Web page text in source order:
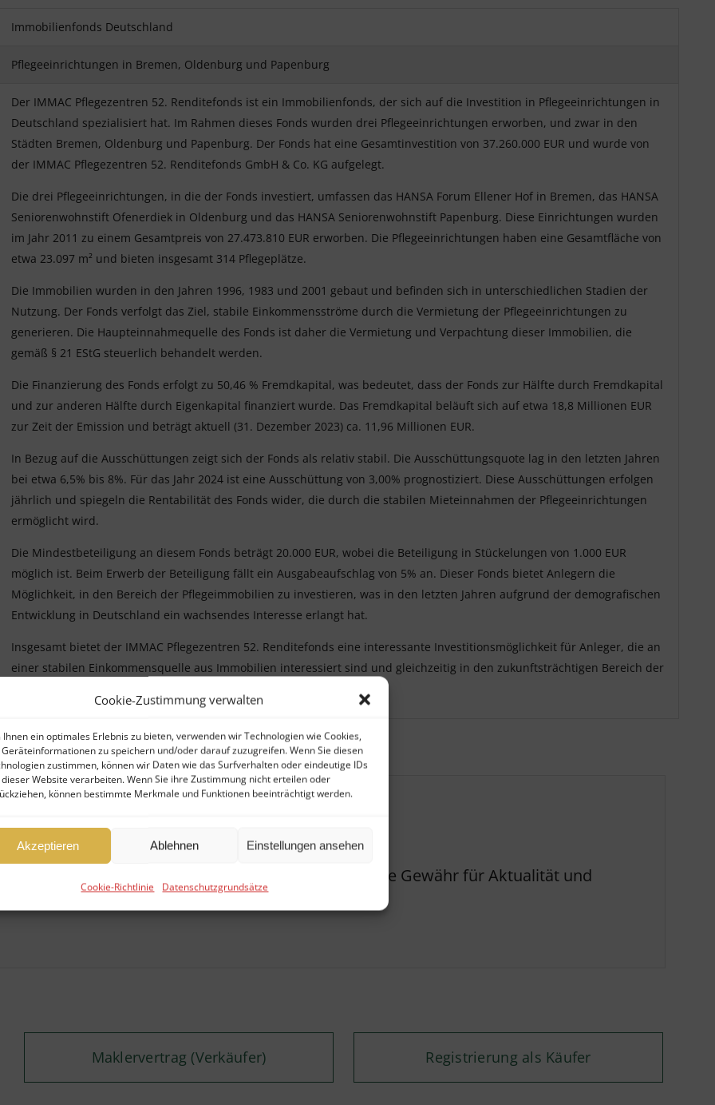
Cookie-Zustimmung verwalten
Ihnen ein optimales Erlebnis zu bieten, verwenden wir Technologien wie Cookies,
Geräteinformationen zu speichern und/oder darauf zuzugreifen. Wenn Sie diesen
zustimmen, können wir Daten wie das Surfverhalten oder eindeutige IDs
Website verarbeiten. Wenn Sie ihre Zustimmung nicht erteilen oder
können bestimmte Merkmale und Funktionen beeinträchtigt werden.
Akzeptieren Ablehnen Einstellungen ansehen
Cookie-Richtlinie Datenschutzgrundsätze
Immobilienfonds Deutschland
Pflegeeinrichtungen in Bremen, Oldenburg und Papenburg
Der IMMAC Pflegezentren 52. Renditefonds ist ein Immobilienfonds, der sich auf die Investition in Pflegeeinrichtungen in
Deutschland spezialisiert hat. Im Rahmen dieses Fonds wurden drei Pflegeeinrichtungen erworben, und zwar in den
Städten Bremen, Oldenburg und Papenburg. Der Fonds hat eine Gesamtinvestition von 37.260.000 EUR und wurde von
der IMMAC Pflegezentren 52. Renditefonds GmbH & Co. KG aufgelegt.
Die drei Pflegeeinrichtungen, in die der Fonds investiert, umfassen das HANSA Forum Ellener Hof in Bremen, das HANSA
Seniorenwohnstift Ofenerdiek in Oldenburg und das HANSA Seniorenwohnstift Papenburg. Diese Einrichtungen wurden
im Jahr 2011 zu einem Gesamtpreis von 27.473.810 EUR erworben. Die Pflegeeinrichtungen haben eine Gesamtfläche von
etwa 23.097 m² und bieten insgesamt 314 Pflegeplätze.
Die Immobilien wurden in den Jahren 1996, 1983 und 2001 gebaut und befinden sich in unterschiedlichen Stadien der
Nutzung. Der Fonds verfolgt das Ziel, stabile Einkommensströme durch die Vermietung der Pflegeeinrichtungen zu
generieren. Die Haupteinnahmequelle des Fonds ist daher die Vermietung und Verpachtung dieser Immobilien, die
gemäß § 21 EStG steuerlich behandelt werden.
Die Finanzierung des Fonds erfolgt zu 50,46 % Fremdkapital, was bedeutet, dass der Fonds zur Hälfte durch Fremdkapital
und zur anderen Hälfte durch Eigenkapital finanziert wurde. Das Fremdkapital beläuft sich auf etwa 18,8 Millionen EUR
zur Zeit der Emission und beträgt aktuell (31. Dezember 2023) ca. 11,96 Millionen EUR.
In Bezug auf die Ausschüttungen zeigt sich der Fonds als relativ stabil. Die Ausschüttungsquote lag in den letzten Jahren
bei etwa 6,5% bis 8%. Für das Jahr 2024 ist eine Ausschüttung von 3,00% prognostiziert. Diese Ausschüttungen erfolgen
jährlich und spiegeln die Rentabilität des Fonds wider, die durch die stabilen Mieteinnahmen der Pflegeeinrichtungen
ermöglicht wird.
Die Mindestbeteiligung an diesem Fonds beträgt 20.000 EUR, wobei die Beteiligung in Stückelungen von 1.000 EUR
möglich ist. Beim Erwerb der Beteiligung fällt ein Ausgabeaufschlag von 5% an. Dieser Fonds bietet Anlegern die
Möglichkeit, in den Bereich der Pflegeimmobilien zu investieren, was in den letzten Jahren aufgrund der demografischen
Entwicklung in Deutschland ein wachsendes Interesse erlangt hat.
Insgesamt bietet der IMMAC Pflegezentren 52. Renditefonds eine interessante Investitionsmöglichkeit für Anleger, die an
einer stabilen Einkommensquelle aus Immobilien interessiert sind und gleichzeitig in den zukunftsträchtigen Bereich der
uns vom Treuhänder zur Verfügung gestellt. Eine Gewähr für Aktualität und
werden.
Maklervertrag (Verkäufer) Registrierung als Käufer